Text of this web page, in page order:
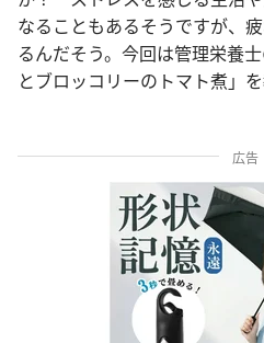
なることもあるそうですが、
るんだそう。今回は管理栄養
とブロッコリーのトマト煮」
広告